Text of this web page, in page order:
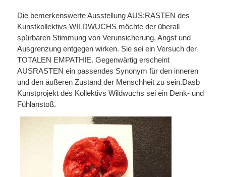
Die bemerkenswerte Ausstellung AUS:RASTEN des
Kunstkollektivs WILDWUCHS möchte der überall
spürbaren Stimmung von Verunsicherung, Angst und
Ausgrenzung entgegen wirken. Sie sei ein Versuch der
TOTALEN EMPATHIE. Gegenwärtig erscheint
AUSRASTEN ein passendes Synonym für den inneren
und den äußeren Zustand der Menschheit zu sein.Dasb
Kunstprojekt des Kollektivs Wildwuchs sei ein Denk- und
Fühlanstoß.